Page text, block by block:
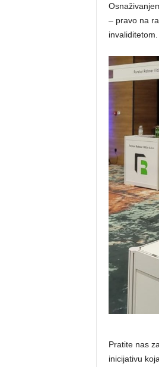
– pravo na
invaliditetom.
Pratite nas
inicijativu